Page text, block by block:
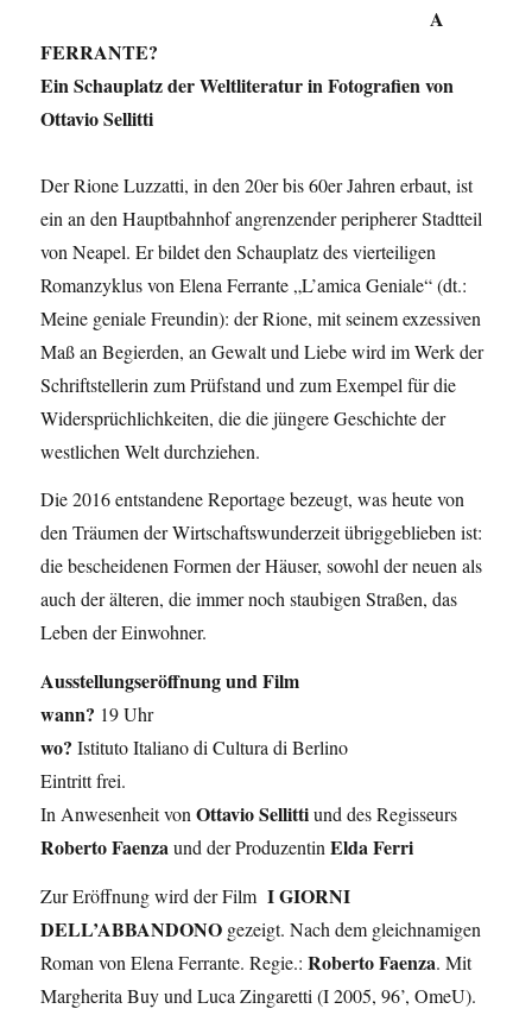
A
FERRANTE?
Ein Schauplatz der Weltliteratur in Fotografien von
Ottavio Sellitti
Der Rione Luzzatti, in den 20er bis 60er Jahren erbaut, ist
ein an den Hauptbahnhof angrenzender peripherer Stadtteil
von Neapel. Er bildet den Schauplatz des vierteiligen
Romanzyklus von Elena Ferrante „L’amica Geniale“ (dt.:
Meine geniale Freundin): der Rione, mit seinem exzessiven
Maß an Begierden, an Gewalt und Liebe wird im Werk der
Schriftstellerin zum Prüfstand und zum Exempel für die
Widersprüchlichkeiten, die die jüngere Geschichte der
westlichen Welt durchziehen.
Die 2016 entstandene Reportage bezeugt, was heute von
den Träumen der Wirtschaftswunderzeit übriggeblieben ist:
die bescheidenen Formen der Häuser, sowohl der neuen als
auch der älteren, die immer noch staubigen Straßen, das
Leben der Einwohner.
Ausstellungseröffnung und Film
wann? 19 Uhr
wo?Istituto Italiano di Cultura di Berlino
Eintritt frei.
In Anwesenheit vonOttavio Sellittiund des Regisseurs
Roberto Faenzaund der ProduzentinElda Ferri
Zur Eröffnung wird der FilmI GIORNI
DELL’ABBANDONO gezeigt. Nach dem gleichnamigen
Roman von Elena Ferrante. Regie.:Roberto Faenza. Mit
Margherita Buy und Luca Zingaretti (I 2005, 96’, OmeU).